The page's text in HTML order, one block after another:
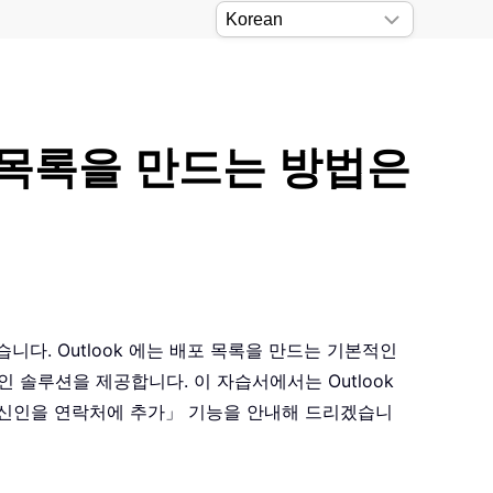
록을 만드는 방법은
다. Outlook 에는 배포 목록을 만드는 기본적인
솔루션을 제공합니다. 이 자습서에서는 Outlook
을 연락처에 추가」 기능을 안내해 드리겠습니